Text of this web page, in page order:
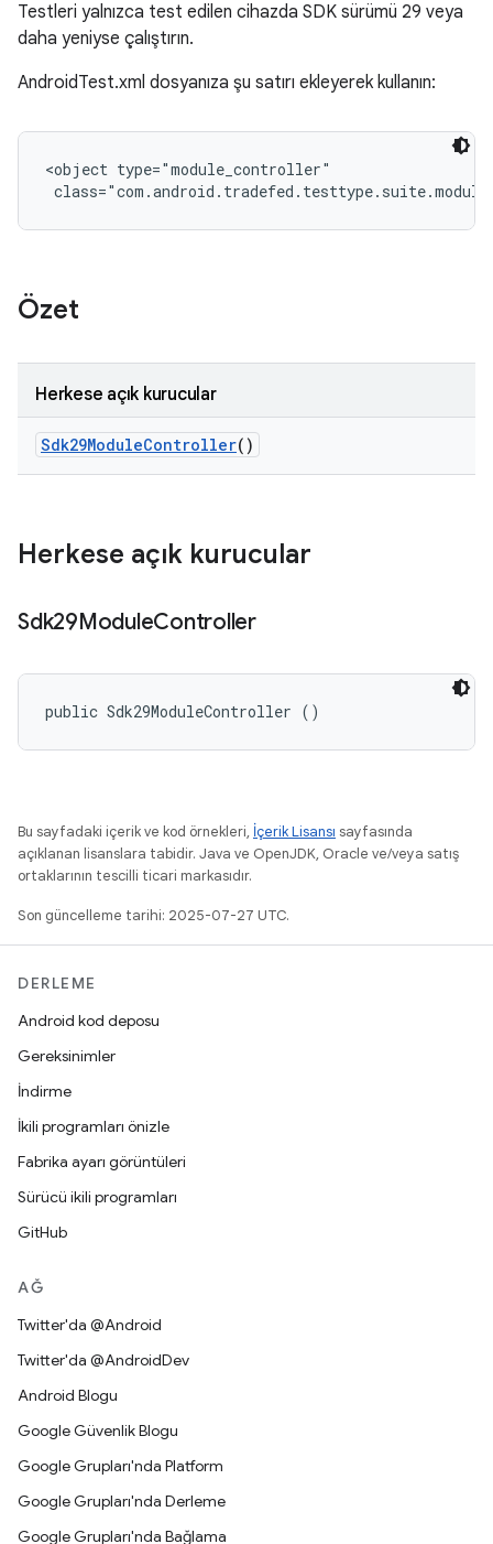
Testleri yalnızca test edilen cihazda SDK sürümü 29 veya
daha yeniyse çalıştırın.
AndroidTest.xml dosyanıza şu satırı ekleyerek kullanın:
<object type="module_controller"
Özet
Herkese açık kurucular
Sdk29ModuleController()
Herkese açık kurucular
Sdk29ModuleController
public Sdk29ModuleController ()
Bu sayfadaki içerik ve kod örnekleri, İçerik Lisansı sayfasında
açıklanan lisanslara tabidir. Java ve OpenJDK, Oracle ve/veya satış
ortaklarının tescilli ticari markasıdır.
Son güncelleme tarihi: 2025-07-27 UTC.
DERLEME
Android kod deposu
Gereksinimler
İndirme
İkili programları önizle
Fabrika ayarı görüntüleri
Sürücü ikili programları
GitHub
AĞ
Twitter'da @Android
Twitter'da @AndroidDev
Android Blogu
Google Güvenlik Blogu
Google Grupları'nda Platform
Google Grupları'nda Derleme
Google Grupları'nda Bağlama